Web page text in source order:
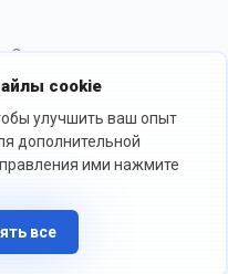
cookie
улучшить ваш опыт
дополнительной
ими нажмите
все
О рисках
номер: 13534801
WC2H 9JQ
финансовой
понимаете риски,